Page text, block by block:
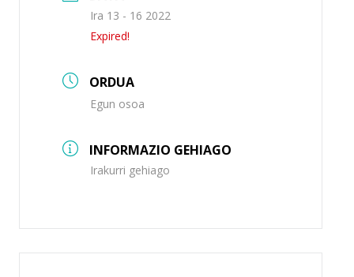
Ira 13 - 16 2022
Expired!
ORDUA
Egun osoa
INFORMAZIO GEHIAGO
Irakurri gehiago